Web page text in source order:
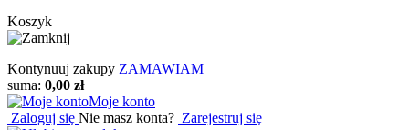
Koszyk
Kontynuuj zakupy ZAMAWIAM
suma: 0,00 zł
Moje konto
Zaloguj się Nie masz konta? Zarejestruj się